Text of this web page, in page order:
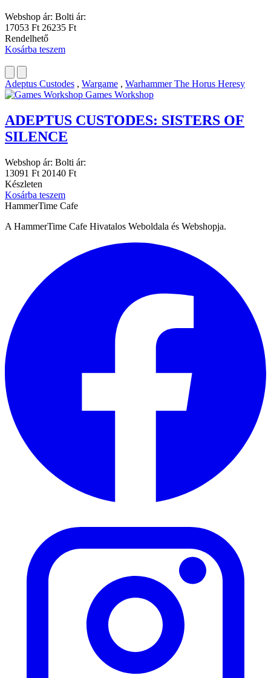
Webshop ár: Bolti ár:
17053 Ft 26235 Ft
Rendelhető
Kosárba teszem
Adeptus Custodes , Wargame , Warhammer The Horus Heresy
Games Workshop
ADEPTUS CUSTODES: SISTERS OF
SILENCE
Webshop ár: Bolti ár:
13091 Ft 20140 Ft
Készleten
Kosárba teszem
HammerTime Cafe
A HammerTime Cafe Hivatalos Weboldala és Webshopja.